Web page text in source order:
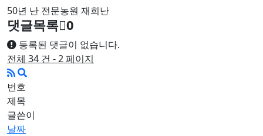
50년 난 전문농원 재희난
댓글목록 0
등록된 댓글이 없습니다.
전체 34 건 - 2 페이지
번호
제목
글쓴이
날짜